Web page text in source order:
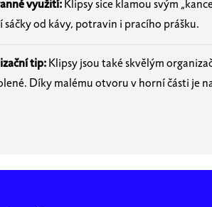
využití:Klipsy sice klamou svým
sáčky od kávy, potravin i pracího prášku.
tip:Klipsy jsou také skvělým
Díky malému otvoru v horní části je